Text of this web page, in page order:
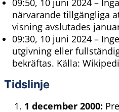
närvarande tillgängliga
visning avslutades
09:30, 10 juni 2024 –
utgivning eller
bekräftas. Källa:
Tidslinje
1 december 2000: